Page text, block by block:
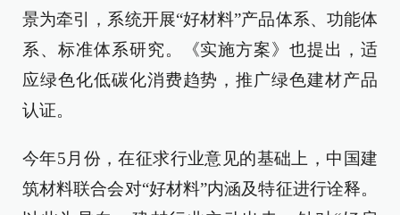
景为牵引，系统开展“好材料”产品体系、功能体
系、标准体系研究。《实施方案》也提出，适
应绿色化低碳化消费趋势，推广绿色建材产品
认证。
今年5月份，在征求行业意见的基础上，中国建
筑材料联合会对“好材料”内涵及特征进行诠释。